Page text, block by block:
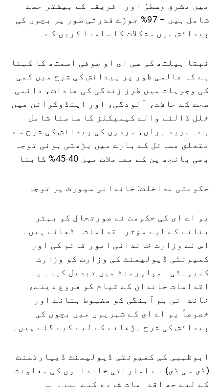
میں مشرق وسطیٰ اور افریقہ کے بیشتر حصے
شامل ہیں – 97% جوڑے قدرتی طور پر بچوں کی
پیدائش میں مشکلات کا سامنا کریں گے۔
نبتا ہیلتھ کی سی ای او صوفی اسمتھ کا کہنا
ہے کہ عالمی طور پر پیدائش کی شرح میں کمی
کی وجوہات میں طرز زندگی کی عادات، دائمی
صحت کے حالات، آلودگی، اور اینڈوکرائن میں
خلل ڈالنے والے کیمیکلز کا سامنا شامل
ہے۔ مزید برآں، مردوں کی پیدائش کی شرح سے
متعلق مسائل کے بارے میں بڑھتی ہوئی توجہ
بھی بانجھ پن کے معاملات میں 40-45% کابنا
حکومتی مداخلت: خاندانی سپورٹ پر توجہ
یو اے ای کی حکومت نے صورتحال کو بہتر
بنانے کے لیے مؤثر اقدامات اٹھائے ہیں۔
اس نے وزارت خاندانی امور قائم کی اور
کمیونٹی ڈیولپمنٹ کی وزارت کو وزارت
کمیونٹی امپاورمنٹ میں تبدیل کیا۔ یہ
اقدامات خاندان کے قیام کو فروغ دینے،
خاندانی ہم آہنگی کو مضبوط بنانے اور
خصوصاً یو اے ای کے شہریوں میں بچوں کی
پیدائش کی شرح بڑھانے کے لیے کیے گئے ہیں۔
ابوظہبی کی کمیونٹی ڈیولپمنٹ ڈیپارٹمنٹ
(ڈی سی ڈی) نے اماراتی خاندانوں کی معاونت
کے لیے چھ اقدامات شروع کیے ہیں۔ یہ